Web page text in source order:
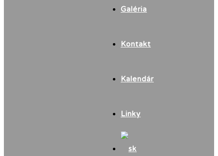
Galéria
Kontakt
Kalendár
Linky